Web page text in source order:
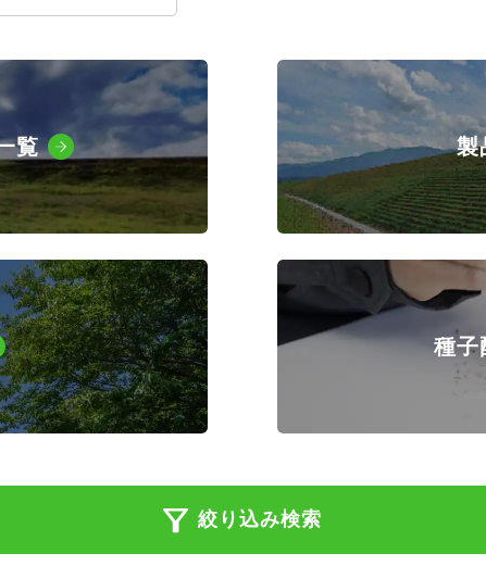
覧 製
種子
絞り込み検索